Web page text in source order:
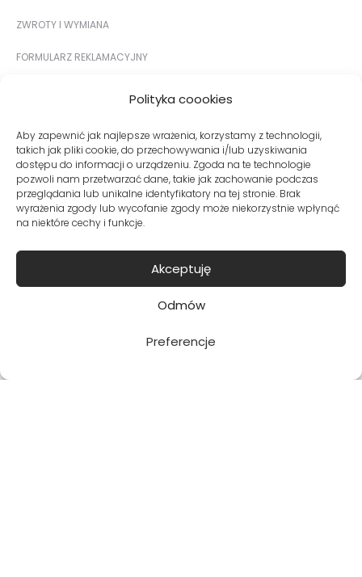
Polityka coookies
Aby zapewnić jak najlepsze wrażenia, korzystamy z technologii,
takich jak pliki cookie, do przechowywania i/lub uzyskiwania
dostępu do informacji o urządzeniu. Zgoda na te technologie
pozwoli nam przetwarzać dane, takie jak zachowanie podczas
przeglądania lub unikalne identyfikatory na tej stronie. Brak
wyrażenia zgody lub wycofanie zgody może niekorzystnie wpłynąć
na niektóre cechy i funkcje.
Akceptuję
Odmów
Preferencje
ZWROTY I WYMIANA
FORMULARZ REKLAMACYJNY
TABELA ROZMIARÓW
Potwierdzam, że chcę dołączyć i
zapoznałam/em się z polityką prywatności.